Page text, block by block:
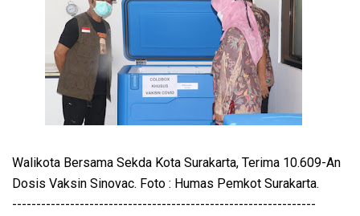
Walikota Bersama Sekda Kota Surakarta, Terima 10.609-An
Dosis Vaksin Sinovac. Foto : Humas Pemkot Surakarta.
---------------------------------------------------------------